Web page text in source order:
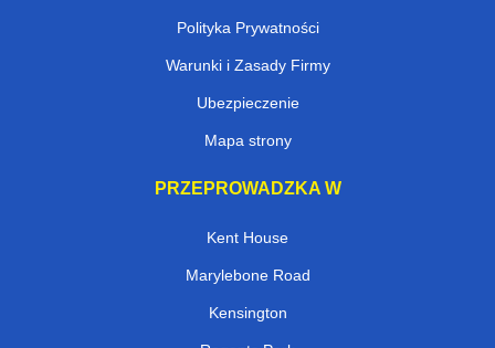
Polityka Prywatności
Warunki i Zasady Firmy
Ubezpieczenie
Mapa strony
PRZEPROWADZKA W
Kent House
Marylebone Road
Kensington